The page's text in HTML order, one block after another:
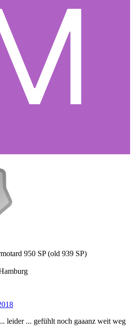
950 SP (old 939 SP)
leider ... gefühlt noch gaaanz weit weg